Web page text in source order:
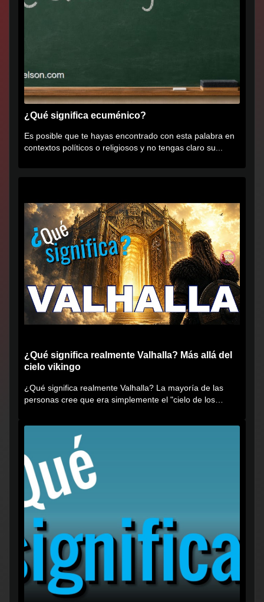
¿Qué significa ecuménico?
Es posible que te hayas encontrado con esta palabra en
contextos políticos o religiosos y no tengas claro su...
¿Qué significa realmente Valhalla? Más allá del
cielo vikingo
¿Qué significa realmente Valhalla? La mayoría de las
personas cree que era simplemente el "cielo de los